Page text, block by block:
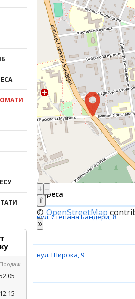
Продаж
12.15
+ −
⇧
© OpenStreetMap
»
Адреса
вул. Степана Бандери, 8
вул. Широка, 9